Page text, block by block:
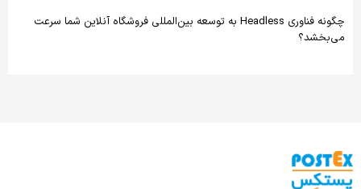
چگونه فناوری Headless به توسعه بین‌المللی فروشگاه آنلاین شما سرعت
می‌بخشد؟